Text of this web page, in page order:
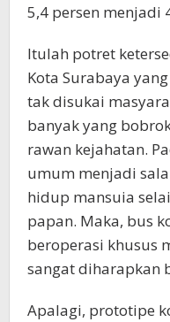
5,4 persen menjadi
Itulah potret
Kota Surabaya
tak disukai
banyak yang
rawan kejahatan.
umum menjadi
hidup mansuia
papan. Maka, bus
beroperasi khusus
sangat diharapkan
Apalagi, prototipe